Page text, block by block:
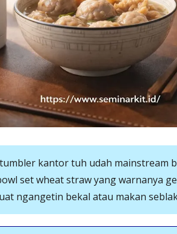
tumbler kantor tuh udah mainstream
set wheat straw yang warnanya
ngangetin bekal atau makan